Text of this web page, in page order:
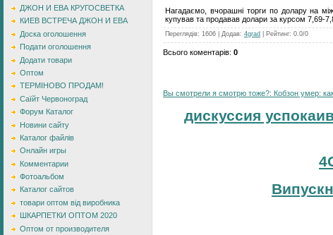
ДЖОН И ЕВА КРУГОСВЕТКА
КИЕВ ВСТРЕЧА ДЖОН И ЕВА
Доска оголошення
Подати оголошення
Додати товари
Оптом
ТЕРМІНОВО ПРОДАМ!
Саїйт Червоноград
Форум Каталог
Новини сайту
Каталог файлів
Онлайн игры
Комментарии
Фотоальбом
Каталог сайтов
товари оптом від виробника
ШКАРПЕТКИ ОПТОМ 2020
Оптом от производителя
Нагадаємо, вчорашні торги по долару на
купував та продавав долари за курсом 7,69-
Переглядів: 1606 Додав: 4grad Рейтинг: 0.0/0
Всього коментарів: 0
Вы смотрели я смотрю тоже?: Кобзон умер:
дискуссия